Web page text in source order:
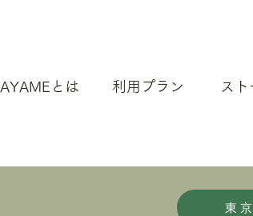
AYAMEとは 利用プラン ス
東